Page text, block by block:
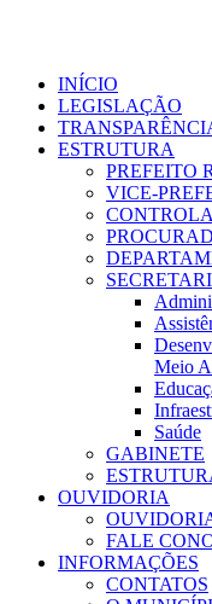
conteúdoINÍCIO
LEGISLAÇÃO
ESTRUTURA
PREFEITO
VICE-
Meio
Saúde
GABINETE
OUVIDORIA
FALE
INFORMAÇÕES
CONTATOS